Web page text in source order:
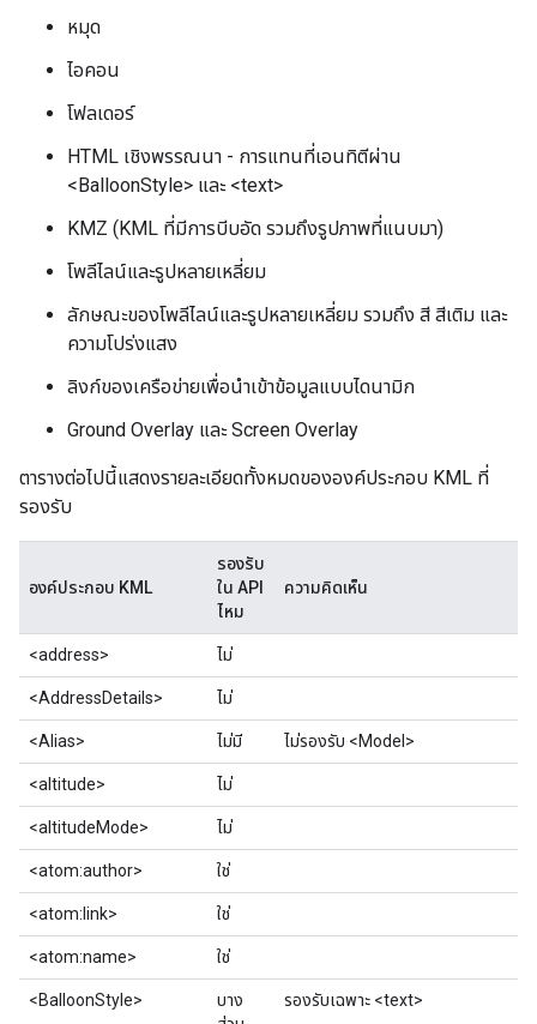
หมุด
ไอคอน
โฟลเดอร์
HTML เชิงพรรณนา - การแทนที่เอนทิตีผ่าน
<BalloonStyle> และ <text>
KMZ (KML ที่มีการบีบอัด รวมถึงรูปภาพที่แนบมา)
โพลีไลน์และรูปหลายเหลี่ยม
ลักษณะของโพลีไลน์และรูปหลายเหลี่ยม รวมถึง สี สีเติม และ
ความโปร่งแสง
ลิงก์ของเครือข่ายเพื่อนำเข้าข้อมูลแบบไดนามิก
Ground Overlay และ Screen Overlay
ตารางต่อไปนี้แสดงรายละเอียดทั้งหมดขององค์ประกอบ KML ที่
รองรับ
องค์ประกอบ KML
รองรับ
ใน API
ไหม
ความคิดเห็น
<address> ไม่
<AddressDetails> ไม่
<Alias> ไม่มี ไม่รองรับ <Model>
<altitude> ไม่
<altitudeMode> ไม่
<atom:author> ใช่
<atom:link> ใช่
<atom:name> ใช่
<BalloonStyle>
บาง
รองรับเฉพาะ <text>